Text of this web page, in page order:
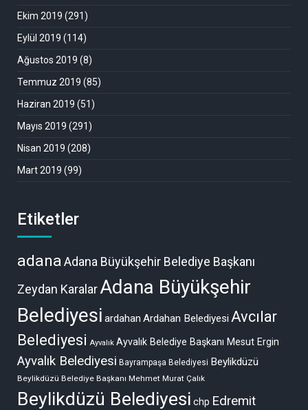
Ekim 2019 (291)
Eylül 2019 (114)
Ağustos 2019 (8)
Temmuz 2019 (85)
Haziran 2019 (51)
Mayıs 2019 (291)
Nisan 2019 (208)
Mart 2019 (99)
Etiketler
adanaAdana Büyükşehir Belediye Başkanı
Zeydan KaralarAdana Büyükşehir
Belediyesi ardahan Ardahan Belediyesi Avcılar
Belediyesi Ayvalık Ayvalık Belediye Başkanı Mesut Ergin
Ayvalık Belediyesi Bayrampaşa Belediyesi Beylikdüzü
Beylikdüzü Belediye Başkanı Mehmet Murat Çalık
Beylikdüzü Belediyesi chp Edremit